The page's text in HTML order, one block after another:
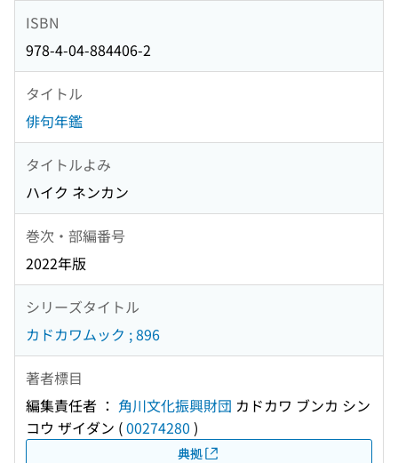
ISBN
978-4-04-884406-2
タイトル
俳句年鑑
タイトルよみ
ハイク ネンカン
巻次・部編番号
2022年版
シリーズタイトル
カドカワムック ; 896
著者標目
編集責任者 ： 角川文化振興財団 カドカワ ブンカ シン
コウ ザイダン (00274280 )
典拠